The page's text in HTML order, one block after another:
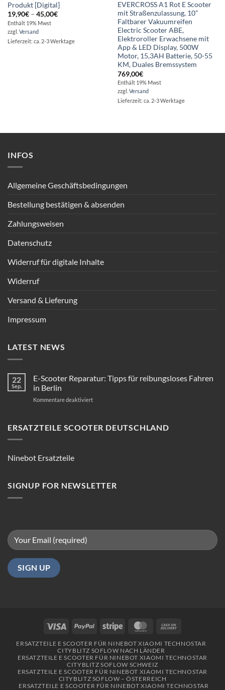
Produkt [Digital]
19,90€ – 45,00€Preisspanne:
Enthält 19% Mwst
zzgl. Versand
Lieferzeit: ca. 2-3 Werktage
EVERCROSS A1 Rot E Scooter
mit Straßenzulassung, 10”
Faltbarer Vakuumreifen
Electric Scooter ABE,
Elektroroller Erwachsene mit
App & LED Display, 500W
Motor, 15,3AH Batterie, 50-55
KM, Duales Bremssystem
769,00€
Enthält 19% Mwst
zzgl. Versand
Lieferzeit: ca. 2-3 Werktage
INFOS
Allgemeine Geschäftsbedingungen
Bestellung bestätigen & absenden
Zahlungsweisen
Datenschutz
Widerruf für digitale Inhalte
Widerruf
Versand & Lieferung
Impressum
LATEST NEWS
22
Sep.
E-Scooter Reparatur: Tipps für reibungsloses Fahren
in Berlin
Kommentare deaktiviertfür
Reparatur:
ERSATZTEILE SCOOTER DEUTSCHLAND
Ninebot Ersatzteile
SIGNUP FOR NEWSLETTER
Visa PayPal Stripe MasterCard
Delivery
ERSATZTEILE E SCOOTER FÜR NINEBOT XIAOMI TECHNOSTAR
CITYBLITZ SOFLOW NACH LÄNDER
ERSATZTEILE E SCOOTER FÜR NINEBOT XIAOMI TECHNOSTAR
CITYBLITZ SOFLOW SCHWEIZ
ERSATZTEILE E SCOOTER FÜR NINEBOT XIAOMI TECHNOSTAR
CITYBLITZ SOFLOW – ÖSTERREICH
ERSATZTEILE E SCOOTER FÜR NINEBOT XIAOMI TECHNOSTAR